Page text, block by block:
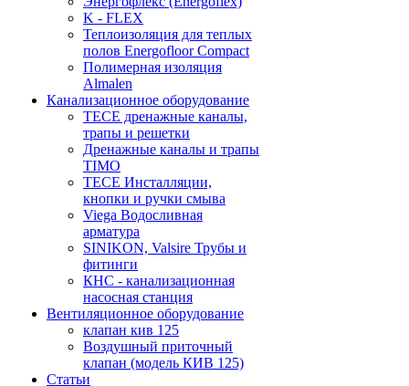
K - FLEX
Теплоизоляция для теплых
полов Energofloor Compact
Полимерная изоляция
Almalen
Канализационное оборудование
TECE дренажные каналы,
трапы и решетки
Дренажные каналы и трапы
TIMO
TECE Инсталляции,
кнопки и ручки смыва
Viega Водосливная
арматура
SINIKON, Valsire Трубы и
фитинги
КНС - канализационная
насосная станция
Вентиляционное оборудование
клапан кив 125
Воздушный приточный
клапан (модель КИВ 125)
Статьи